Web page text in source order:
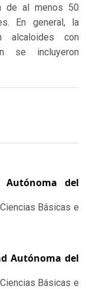
de al menos 50
En general, la
alcaloides con
se incluyeron
Autónoma del
Básicas e
Autónoma del
Básicas e